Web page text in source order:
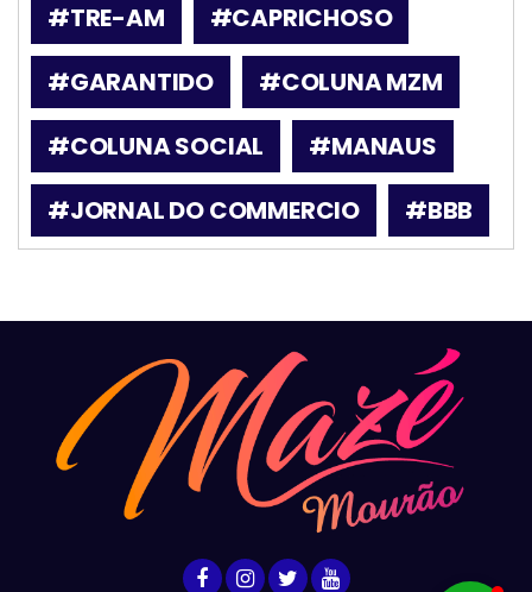
#TRE-AM
#CAPRICHOSO
#GARANTIDO
#COLUNA MZM
#COLUNA SOCIAL
#MANAUS
#JORNAL DO COMMERCIO
#BBB